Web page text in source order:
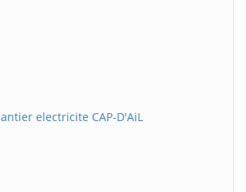
electricite CAP-D'AiL